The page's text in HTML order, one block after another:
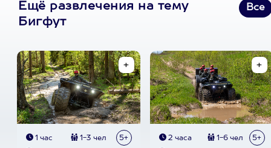
Ещё развлечения на тему
Бигфут
Все
1 час 1-3 чел 5+ 2 часа 1-6 чел 5+